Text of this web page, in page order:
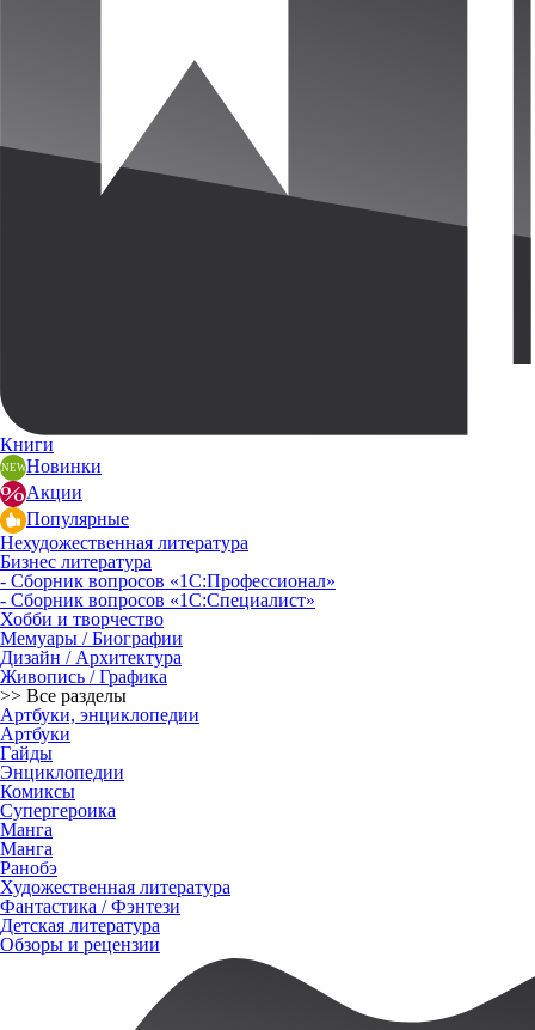
Книги
Новинки
Акции
Популярные
Нехудожественная литература
Бизнес литература
- Сборник вопросов «1С:Профессионал»
- Сборник вопросов «1С:Специалист»
Хобби и творчество
Мемуары / Биографии
Дизайн / Архитектура
Живопись / Графика
>> Все разделы
Артбуки, энциклопедии
Артбуки
Гайды
Энциклопедии
Комиксы
Супергероика
Манга
Манга
Ранобэ
Художественная литература
Фантастика / Фэнтези
Детская литература
Обзоры и рецензии